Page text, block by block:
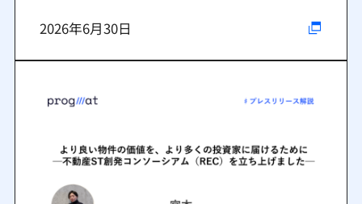
2026年6月30日